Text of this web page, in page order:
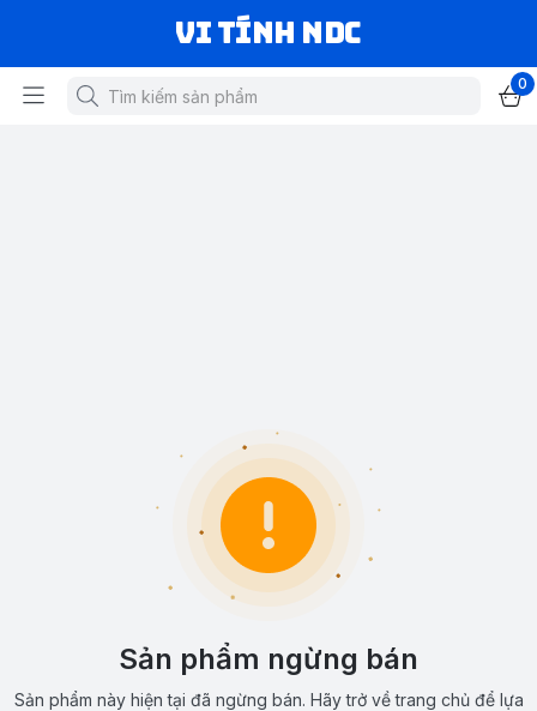
VI TÍNH NDC
0
Sản phẩm ngừng bán
Sản phẩm này hiện tại đã ngừng bán. Hãy trở về trang chủ để lựa